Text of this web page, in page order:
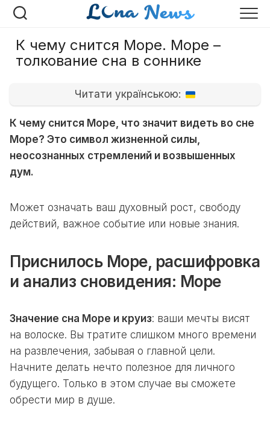
Перейти
К чему снится Море. Море –
толкование сна в соннике
Читати українською:
К чему снится Море, что значит видеть во сне
Море? Это символ жизненной силы,
неосознанных стремлений и возвышенных
дум.
Может означать ваш духовный рост, свободу
действий, важное событие или новые знания.
Приснилось Море, расшифровка
и анализ сновидения: Море
Значение сна Море и круиз: ваши мечты висят
на волоске. Вы тратите слишком много времени
на развлечения, забывая о главной цели.
Начните делать нечто полезное для личного
будущего. Только в этом случае вы сможете
обрести мир в душе.